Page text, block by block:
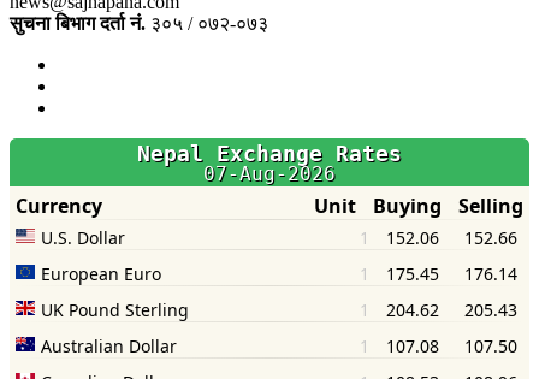
सुचना बिभाग दर्ता नं. ३०५ / ०७२-०७३